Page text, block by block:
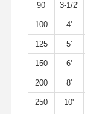
90 3-1/2'
100 4'
125 5'
150 6'
200 8'
250 10'